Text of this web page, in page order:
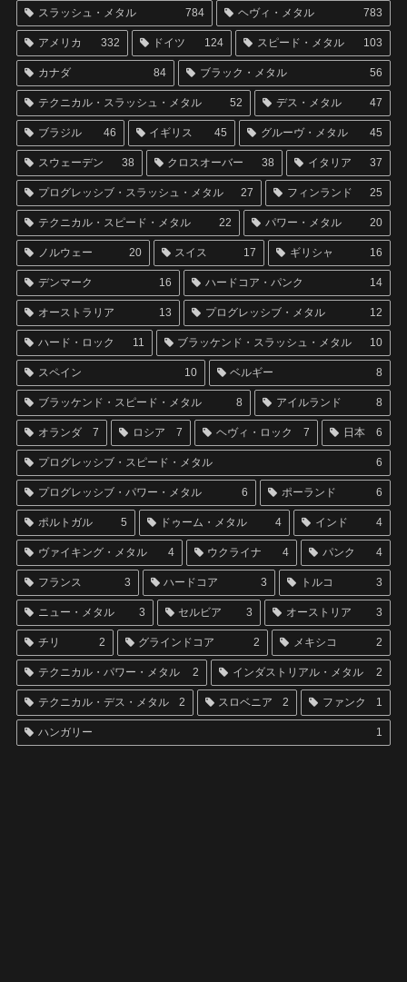
スラッシュ・メタル 784 ヘヴィ・メタル 783
アメリカ 332 ドイツ 124 スピード・メタル 103
カナダ 84 ブラック・メタル 56
テクニカル・スラッシュ・メタル 52 デス・メタル 47
ブラジル 46 イギリス 45 グルーヴ・メタル 45
スウェーデン 38 クロスオーバー 38 イタリア 37
プログレッシブ・スラッシュ・メタル 27 フィンランド 25
テクニカル・スピード・メタル 22 パワー・メタル 20
ノルウェー 20 スイス 17 ギリシャ 16
デンマーク 16 ハードコア・パンク 14
オーストラリア 13 プログレッシブ・メタル 12
ハード・ロック 11 ブラッケンド・スラッシュ・メタル 10
スペイン 10 ベルギー 8
ブラッケンド・スピード・メタル 8 アイルランド 8
オランダ 7 ロシア 7 ヘヴィ・ロック 7 日本 6
プログレッシブ・スピード・メタル 6
プログレッシブ・パワー・メタル 6 ポーランド 6
ポルトガル 5 ドゥーム・メタル 4 インド 4
ヴァイキング・メタル 4 ウクライナ 4 パンク 4
フランス 3 ハードコア 3 トルコ 3
ニュー・メタル 3 セルビア 3 オーストリア 3
チリ 2 グラインドコア 2 メキシコ 2
テクニカル・パワー・メタル 2 インダストリアル・メタル 2
テクニカル・デス・メタル 2 スロベニア 2 ファンク 1
ハンガリー 1